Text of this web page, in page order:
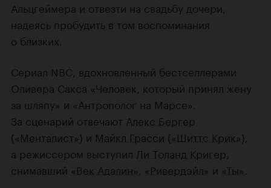
Альцгеймера и отвезти на свадьбу дочери,
надеясь пробудить в том воспоминания
о близких.
Сериал NBC, вдохновленный бестселлерами
Оливера Сакса «Человек, который принял жену
за шляпу» и «Антрополог на Марсе».
За сценарий отвечают Алекс Бергер
(«Менталист») и Майкл Грасси («Шиттс Крик»),
а режиссером выступил Ли Толанд Кригер
снимавший «Век Адалин» «Ривердэйл» и «Ты»